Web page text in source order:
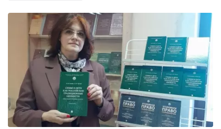
Книжный клуб
Мисс и Мистер
Гостиничное дело
23
Издательское
21
Иран
20